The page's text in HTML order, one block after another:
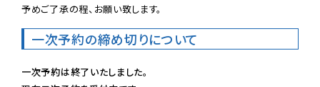
予めご了承の程、お願い致します。
一次予約の締め切りについて
一次予約は終了いたしました。